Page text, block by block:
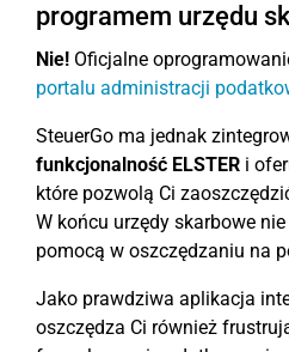
programem urzędu
Nie! Oficjalne
portalu administracji
SteuerGo ma jednak
funkcjonalność ELSTER i
które pozwolą Ci
W końcu urzędy skarbowe
pomocą w oszczędzaniu na
Jako prawdziwa aplikacja
oszczędza Ci również